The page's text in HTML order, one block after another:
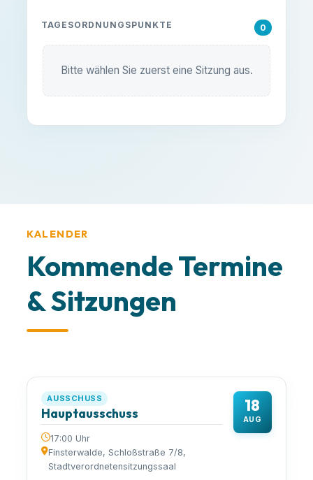
TAGESORDNUNGSPUNKTE 0
Bitte wählen Sie zuerst eine Sitzung aus.
KALENDER
Kommende Termine
& Sitzungen
18
AUG
AUSSCHUSS
Hauptausschuss
17:00 Uhr
Finsterwalde, Schloßstraße 7/8,
Stadtverordnetensitzungssaal